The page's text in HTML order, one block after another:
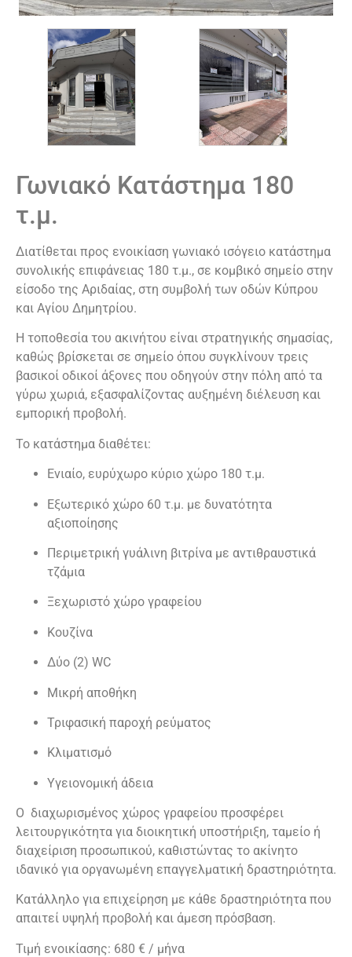
Γωνιακό Κατάστημα 180
τ.μ.
Διατίθεται προς ενοικίαση γωνιακό ισόγειο κατάστημα
συνολικής επιφάνειας 180 τ.μ., σε κομβικό σημείο στην
είσοδο της Αριδαίας, στη συμβολή των οδών Κύπρου
και Αγίου Δημητρίου.
Η τοποθεσία του ακινήτου είναι στρατηγικής σημασίας,
καθώς βρίσκεται σε σημείο όπου συγκλίνουν τρεις
βασικοί οδικοί άξονες που οδηγούν στην πόλη από τα
γύρω χωριά, εξασφαλίζοντας αυξημένη διέλευση και
εμπορική προβολή.
Το κατάστημα διαθέτει:
Ενιαίο, ευρύχωρο κύριο χώρο 180 τ.μ.
Εξωτερικό χώρο 60 τ.μ. με δυνατότητα
αξιοποίησης
Περιμετρική γυάλινη βιτρίνα με αντιθραυστικά
τζάμια
Ξεχωριστό χώρο γραφείου
Κουζίνα
Δύο (2) WC
Μικρή αποθήκη
Τριφασική παροχή ρεύματος
Κλιματισμό
Υγειονομική άδεια
Ο διαχωρισμένος χώρος γραφείου προσφέρει
λειτουργικότητα για διοικητική υποστήριξη, ταμείο ή
διαχείριση προσωπικού, καθιστώντας το ακίνητο
ιδανικό για οργανωμένη επαγγελματική δραστηριότητα.
Κατάλληλο για επιχείρηση με κάθε δραστηριότητα που
απαιτεί υψηλή προβολή και άμεση πρόσβαση.
Τιμή ενοικίασης: 680 € / μήνα